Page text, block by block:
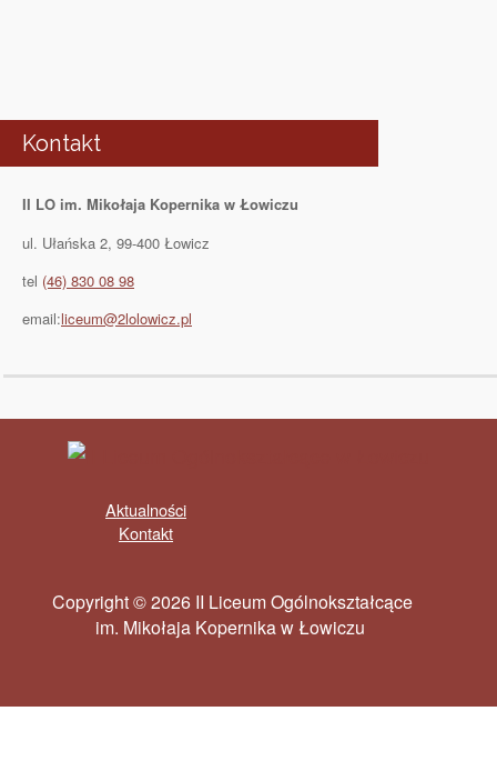
Kontakt
II LO im. Mikołaja Kopernika w Łowiczu
ul. Ułańska 2, 99-400 Łowicz
tel (46) 830 08 98
email:liceum@2lolowicz.pl
Aktualności
Kontakt
Copyright © 2026 II Liceum Ogólnokształcące
im. Mikołaja Kopernika w Łowiczu